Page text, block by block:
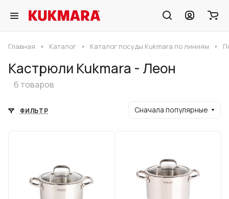
Главная Каталог Каталог посуды Kukmara по линиям
Кастрюли Kukmara - Леон
6 товаров
ФИЛЬТР Сначала популярные